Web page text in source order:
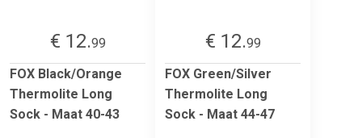
€ 12.99
FOX Black/Orange
Thermolite Long
Sock - Maat 40-43
€ 12.99
FOX Green/Silver
Thermolite Long
Sock - Maat 44-47